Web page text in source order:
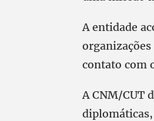
A entidade
contato com
A CNM/CUT
diplomáticas,